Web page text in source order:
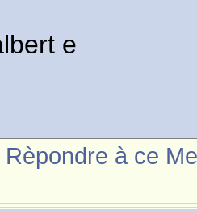
e
Rèpondre à ce